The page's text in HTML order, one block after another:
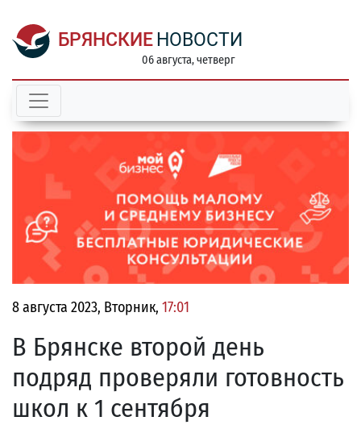
БРЯНСКИЕ НОВОСТИ
06 августа, четверг
8 августа 2023, Вторник, 17:01
В Брянске второй день
подряд проверяли готовность
школ к 1 сентября